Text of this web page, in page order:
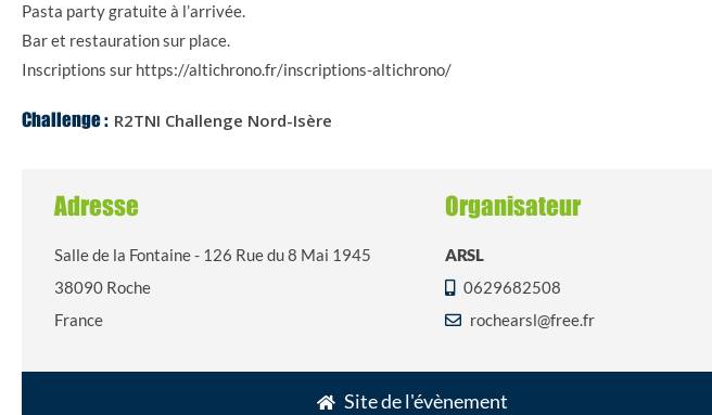
Pasta party gratuite à l’arrivée.
Bar et restauration sur place.
Inscriptions sur https://altichrono.fr/inscriptions-altichrono/
Challenge : R2TNI Challenge Nord-Isère
Adresse
Salle de la Fontaine - 126 Rue du 8 Mai 1945
38090 Roche
France
Organisateur
ARSL
0629682508
rochearsl@free.fr
Site de l'évènement